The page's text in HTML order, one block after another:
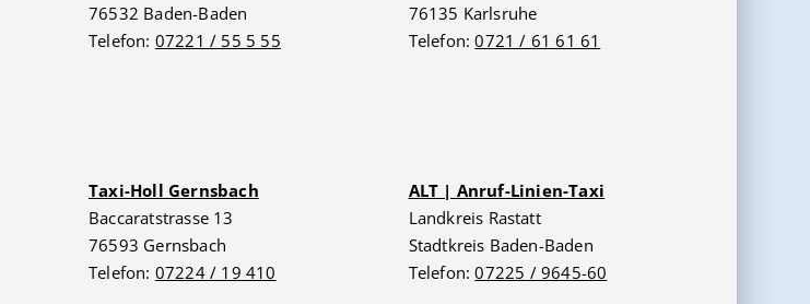
76532 Baden-Baden
Telefon: 07221 / 55 5 55
76135 Karlsruhe
Telefon:0721 / 61 61 61
Taxi-Holl Gernsbach
Baccaratstrasse 13
76593 Gernsbach
Telefon: 07224 / 19 410
ALT | Anruf-Linien-Taxi
Landkreis Rastatt
Stadtkreis Baden-Baden
Telefon:07225 / 9645-60